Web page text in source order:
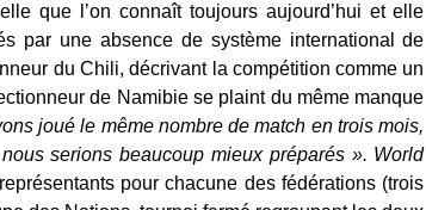
que l’on connaît toujours aujourd’hui et elle
par une absence de système international de
du Chili, décrivant la compétition comme un
de Namibie se plaint du même manque
joué le même nombre de match en trois mois,
serions beaucoup mieux préparés ». World
pour chacune des fédérations (trois